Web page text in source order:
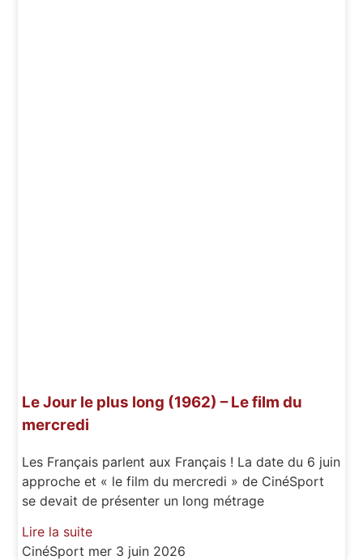
Le Jour le plus long (1962) – Le film du
mercredi
Les Français parlent aux Français ! La date du 6 juin
approche et « le film du mercredi » de CinéSport
se devait de présenter un long métrage
Lire la suite
CinéSport mer 3 juin 2026